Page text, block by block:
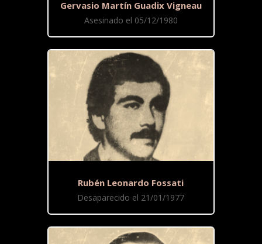
Gervasio Martín Guadix Vigneau
Asesinado el 05/12/1980
Rubén Leonardo Fossati
Desaparecido el 21/01/1977